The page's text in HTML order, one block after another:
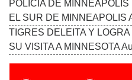
POLICÍA DE
EL SUR DE MINNEAPOLIS
TIGRES DELEITA Y
SU VISITA A MINNESOTA